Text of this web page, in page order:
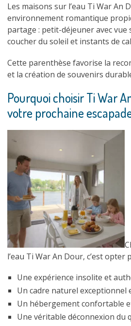
Les maisons sur l’eau Ti War An
environnement romantique
partage : petit-déjeuner avec vue
coucher du soleil et instants de
Cette parenthèse favorise la
et la création de souvenirs
Pourquoi choisir Ti War
votre prochaine
l’eau Ti War An Dour, c’est opter
Une expérience insolite et
Un cadre naturel exceptionnel
Un hébergement confortable
Une véritable déconnexion du